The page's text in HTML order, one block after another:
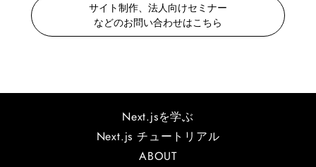
サイト制作、法人向けセミナー
などのお問い合わせはこちら
Next.jsを学ぶ
Next.js チュートリアル
ABOUT